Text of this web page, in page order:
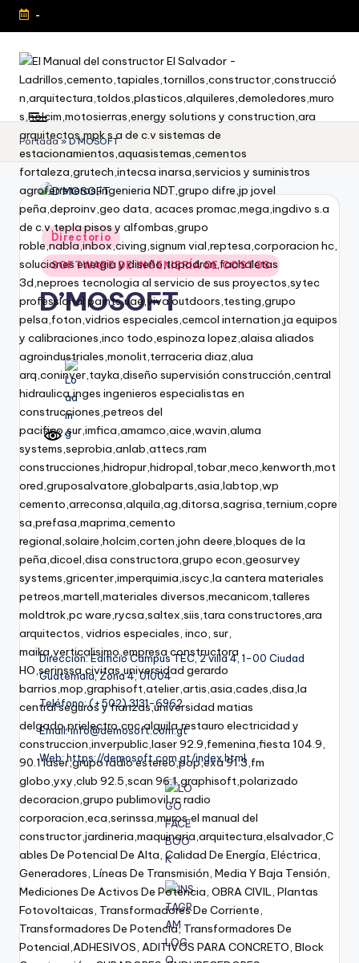
-
Portada»D’MOSOFT
Directorio
SOFTWARE DE INGENIERÍA DE COSTOS
D’MOSOFT
Dirección: Edificio Campus TEC, 2 villa 4, 1-00 Ciudad
Guatemala, Zona 4, 01004
Teléfono: (+502) 3131-6962
Email: info@demosoft.com.gt
Web: https://demosoft.com.gt/index.html